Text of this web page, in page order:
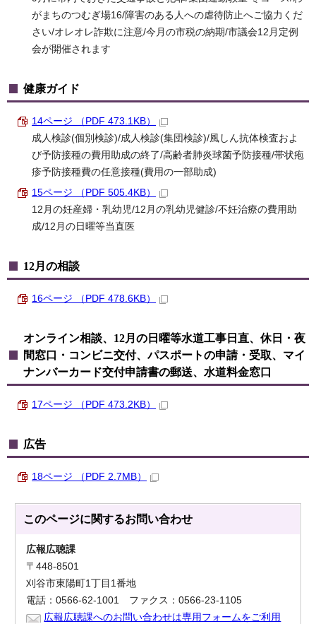
がまちのつむぎ場16/障害のある人への虐待防止へご協力くだ
さい/オレオレ詐欺に注意/今月の市税の納期/市議会12月定例
会が開催されます
健康ガイド
14ページ （PDF 473.1KB）
成人検診(個別検診)/成人検診(集団検診)/風しん抗体検査およ
び予防接種の費用助成の終了/高齢者肺炎球菌予防接種/帯状疱
疹予防接種費の任意接種(費用の一部助成)
15ページ （PDF 505.4KB）
12月の妊産婦・乳幼児/12月の乳幼児健診/不妊治療の費用助
成/12月の日曜等当直医
12月の相談
16ページ （PDF 478.6KB）
オンライン相談、12月の日曜等水道工事日直、休日・夜
間窓口・コンビニ交付、パスポートの申請・受取、マイ
ナンバーカード交付申請書の郵送、水道料金窓口
17ページ （PDF 473.2KB）
広告
18ページ （PDF 2.7MB）
このページに関するお問い合わせ
広報広聴課
〒448-8501
刈谷市東陽町1丁目1番地
電話：0566-62-1001 ファクス：0566-23-1105
広報広聴課へのお問い合わせは専用フォームをご利用